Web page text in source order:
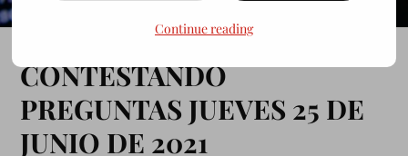
CONTESTANDO
PREGUNTAS JUEVES 25 DE
JUNIO DE 2021
Continue reading